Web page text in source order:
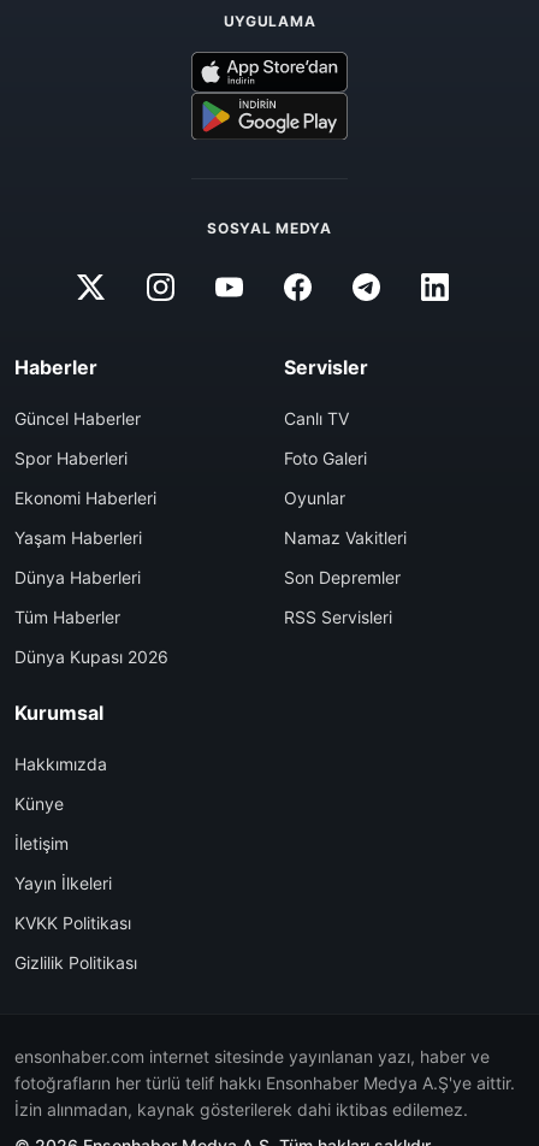
UYGULAMA
SOSYAL MEDYA
Haberler
Güncel Haberler
Spor Haberleri
Ekonomi Haberleri
Yaşam Haberleri
Dünya Haberleri
Tüm Haberler
Dünya Kupası 2026
Servisler
Canlı TV
Foto Galeri
Oyunlar
Namaz Vakitleri
Son Depremler
RSS Servisleri
Kurumsal
Hakkımızda
Künye
İletişim
Yayın İlkeleri
KVKK Politikası
Gizlilik Politikası
ensonhaber.com internet sitesinde yayınlanan yazı, haber ve
fotoğrafların her türlü telif hakkı Ensonhaber Medya A.Ş'ye aittir.
İzin alınmadan, kaynak gösterilerek dahi iktibas edilemez.